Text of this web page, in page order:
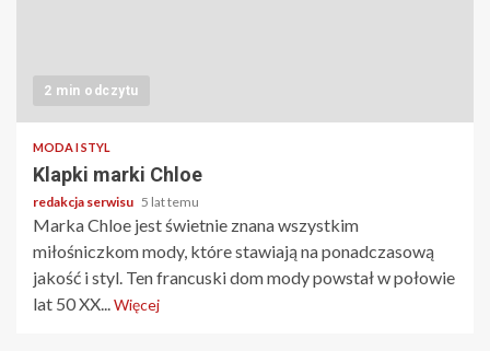
2 min odczytu
MODA I STYL
Klapki marki Chloe
redakcja serwisu 5 lat temu
Marka Chloe jest świetnie znana wszystkim
miłośniczkom mody, które stawiają na ponadczasową
jakość i styl. Ten francuski dom mody powstał w połowie
lat 50 XX...Więcej